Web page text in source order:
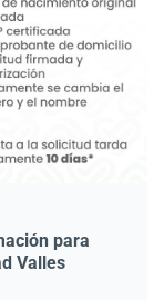
para
Valles